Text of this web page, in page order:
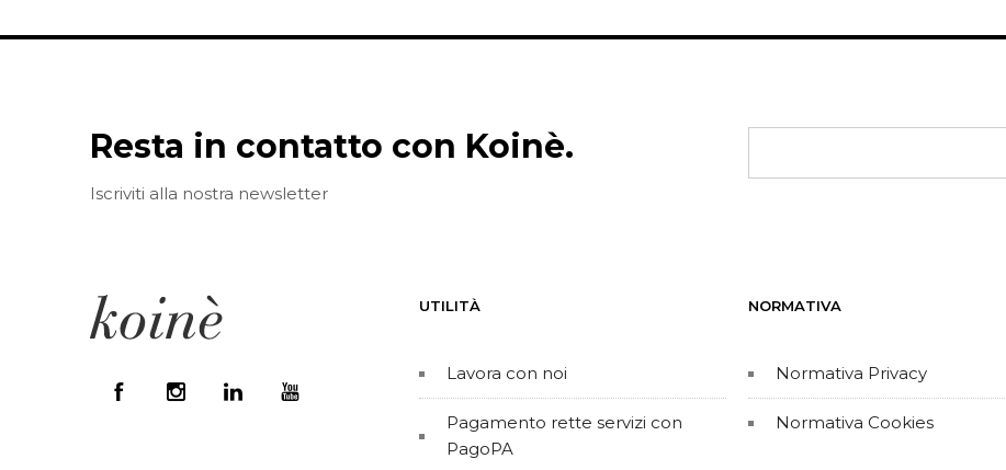
Resta in contatto con Koinè.
Iscriviti alla nostra newsletter
UTILITÀ
Lavora con noi
Pagamento rette servizi con
PagoPA
NORMATIVA
Normativa Privacy
Normativa Cookies